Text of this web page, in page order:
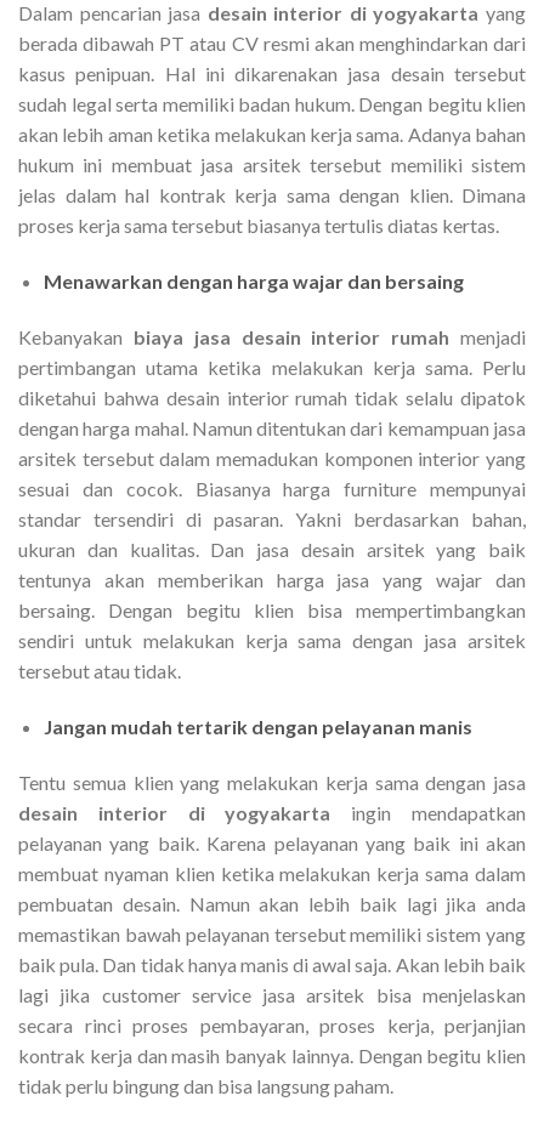
Dalam pencarian jasa desain interior di yogyakarta yang
berada dibawah PT atau CV resmi akan menghindarkan dari
kasus penipuan. Hal ini dikarenakan jasa desain tersebut
sudah legal serta memiliki badan hukum. Dengan begitu klien
akan lebih aman ketika melakukan kerja sama. Adanya bahan
hukum ini membuat jasa arsitek tersebut memiliki sistem
jelas dalam hal kontrak kerja sama dengan klien. Dimana
proses kerja sama tersebut biasanya tertulis diatas kertas.
Menawarkan dengan harga wajar dan bersaing
Kebanyakan biaya jasa desain interior rumah menjadi
pertimbangan utama ketika melakukan kerja sama. Perlu
diketahui bahwa desain interior rumah tidak selalu dipatok
dengan harga mahal. Namun ditentukan dari kemampuan jasa
arsitek tersebut dalam memadukan komponen interior yang
sesuai dan cocok. Biasanya harga furniture mempunyai
standar tersendiri di pasaran. Yakni berdasarkan bahan,
ukuran dan kualitas. Dan jasa desain arsitek yang baik
tentunya akan memberikan harga jasa yang wajar dan
bersaing. Dengan begitu klien bisa mempertimbangkan
sendiri untuk melakukan kerja sama dengan jasa arsitek
tersebut atau tidak.
Jangan mudah tertarik dengan pelayanan manis
Tentu semua klien yang melakukan kerja sama dengan jasa
desain interior di yogyakarta ingin mendapatkan
pelayanan yang baik. Karena pelayanan yang baik ini akan
membuat nyaman klien ketika melakukan kerja sama dalam
pembuatan desain. Namun akan lebih baik lagi jika anda
memastikan bawah pelayanan tersebut memiliki sistem yang
baik pula. Dan tidak hanya manis di awal saja. Akan lebih baik
lagi jika customer service jasa arsitek bisa menjelaskan
secara rinci proses pembayaran, proses kerja, perjanjian
kontrak kerja dan masih banyak lainnya. Dengan begitu klien
tidak perlu bingung dan bisa langsung paham.